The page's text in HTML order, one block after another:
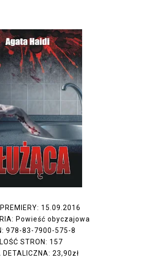
15.09.2016
Powieść obyczajowa
978-83-7900-575-8
ILOŚĆ STRON: 157
DETALICZNA: 23,90zł